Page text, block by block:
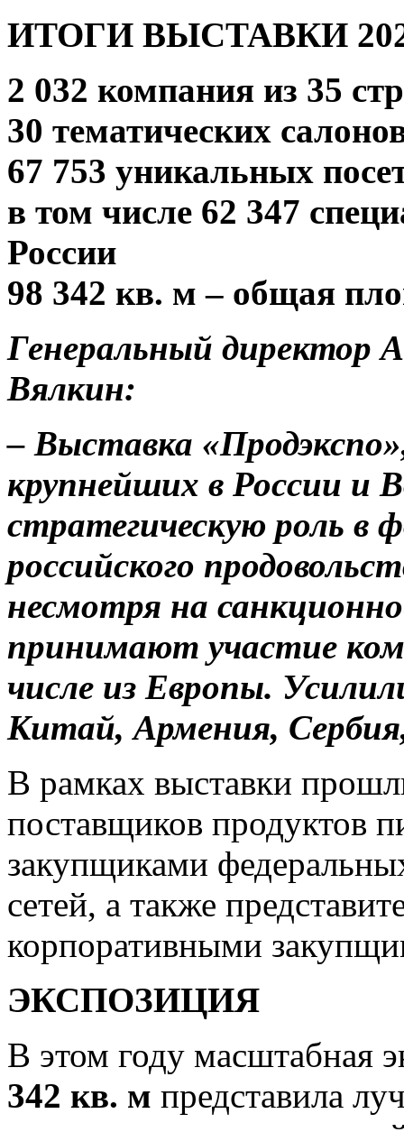
ИТОГИ ВЫСТАВКИ
2 032 компания из 35
30 тематических
67 753 уникальных
в том числе 62 347
России
98 342 кв. м – общая
Генеральный директор
Вялкин:
– Выставка
крупнейших в России и
стратегическую роль в
российского
несмотря на
принимают участие
числе из Европы.
Китай, Армения,
В рамках выставки
поставщиков продуктов
закупщиками
сетей, а также
корпоративными
ЭКСПОЗИЦИЯ
В этом году масштабная
342 кв. м представила